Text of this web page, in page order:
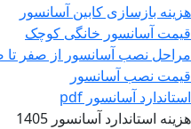
هزینه بازسازی کابین آسانسور
قیمت آسانسور خانگی کوچک
مراحل نصب آسانسور از صفر تا
قیمت نصب آسانسور
استاندارد آسانسور pdf
هزینه استاندارد آسانسور 1405